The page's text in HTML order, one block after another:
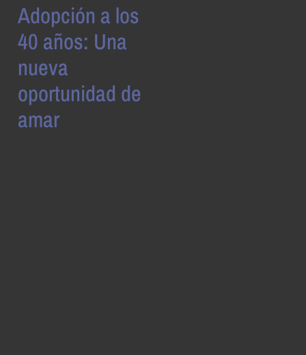
Adopción a los
40 años: Una
nueva
oportunidad de
amar